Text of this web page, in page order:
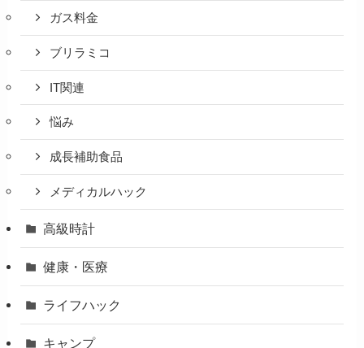
ガス料金
ブリラミコ
IT関連
悩み
成長補助食品
メディカルハック
高級時計
健康・医療
ライフハック
キャンプ